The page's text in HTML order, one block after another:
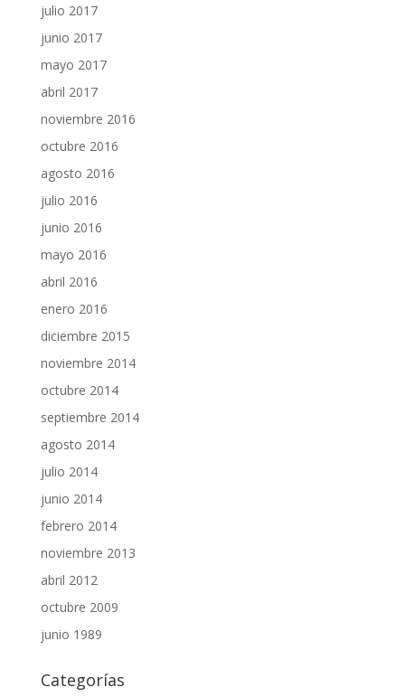
julio 2017
junio 2017
mayo 2017
abril 2017
noviembre 2016
octubre 2016
agosto 2016
julio 2016
junio 2016
mayo 2016
abril 2016
enero 2016
diciembre 2015
noviembre 2014
octubre 2014
septiembre 2014
agosto 2014
julio 2014
junio 2014
febrero 2014
noviembre 2013
abril 2012
octubre 2009
junio 1989
Categorías